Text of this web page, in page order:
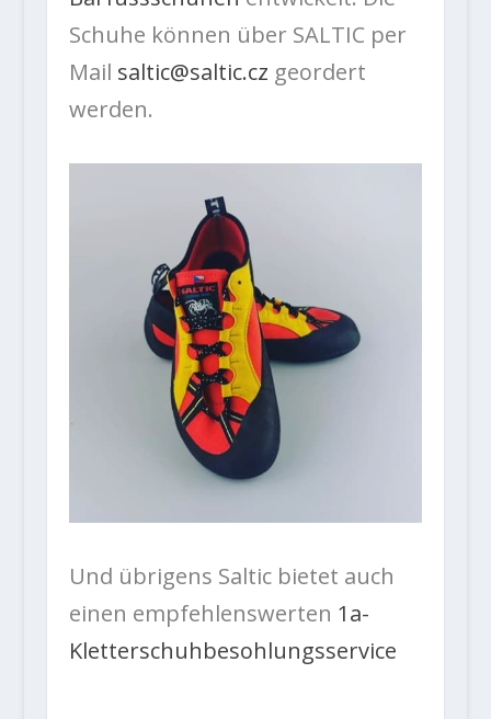
Schuhe können über SALTIC per
Mail saltic@saltic.cz geordert
werden.
Und übrigens Saltic bietet auch
einen empfehlenswerten 1a-
Kletterschuhbesohlungsservice